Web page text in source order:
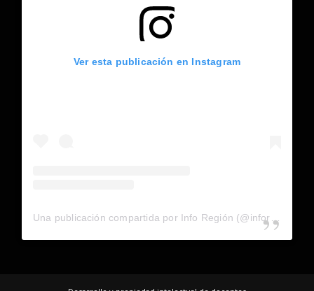
Ver esta publicación en Instagram